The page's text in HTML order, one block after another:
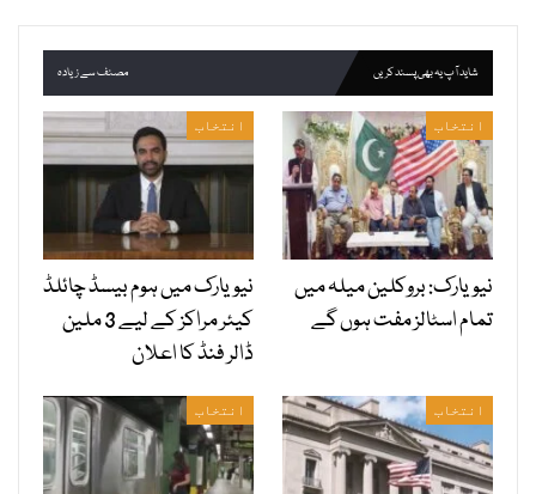
شاید آپ یہ بھی پسند کریں مصنف سے زیادہ
انتخاب
نیویارک: بروکلین میلہ میں
تمام اسٹالز مفت ہوں گے
انتخاب
نیویارک میں ہوم بیسڈ چائلڈ
کیئر مراکز کے لیے 3 ملین
ڈالر فنڈ کا اعلان
انتخاب انتخاب